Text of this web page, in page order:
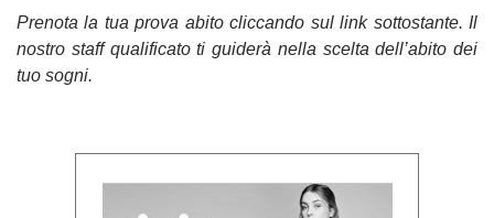
Prenota la tua prova abito cliccando sul link sottostante. Il
nostro staff qualificato ti guiderà nella scelta dell’abito dei
tuo sogni.